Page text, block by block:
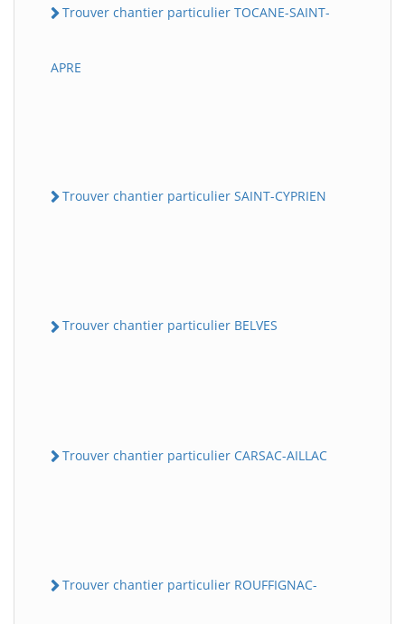
Trouver chantier particulier TOCANE-SAINT-
APRE
Trouver chantier particulier SAINT-CYPRIEN
Trouver chantier particulier BELVES
Trouver chantier particulier CARSAC-AILLAC
Trouver chantier particulier ROUFFIGNAC-